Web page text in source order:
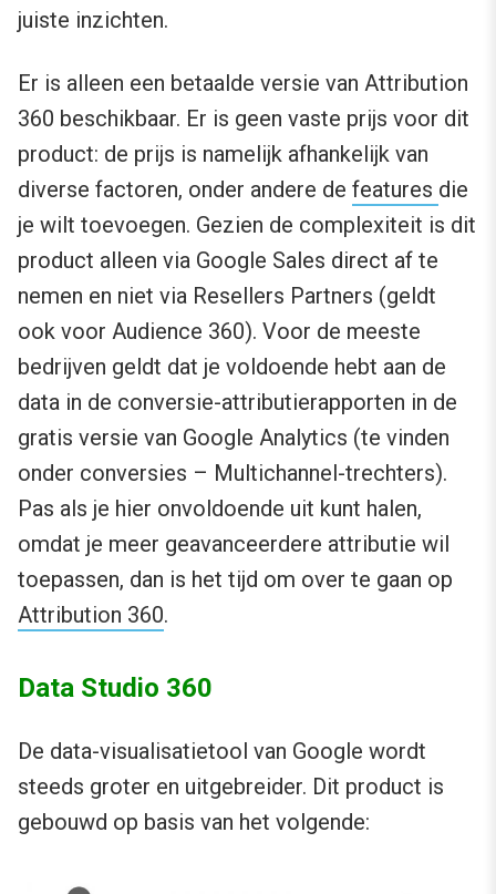
juiste inzichten.
Er is alleen een betaalde versie van Attribution
360 beschikbaar. Er is geen vaste prijs voor dit
product: de prijs is namelijk afhankelijk van
diverse factoren, onder andere de features die
je wilt toevoegen. Gezien de complexiteit is dit
product alleen via Google Sales direct af te
nemen en niet via Resellers Partners (geldt
ook voor Audience 360). Voor de meeste
bedrijven geldt dat je voldoende hebt aan de
data in de conversie-attributierapporten in de
gratis versie van Google Analytics (te vinden
onder conversies – Multichannel-trechters).
Pas als je hier onvoldoende uit kunt halen,
omdat je meer geavanceerdere attributie wil
toepassen, dan is het tijd om over te gaan op
Attribution 360.
Data Studio 360
De data-visualisatietool van Google wordt
steeds groter en uitgebreider. Dit product is
gebouwd op basis van het volgende: